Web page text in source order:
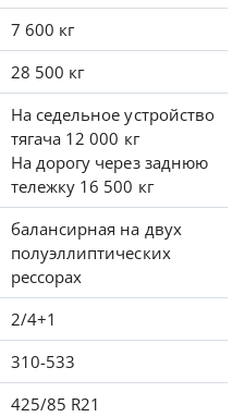
7 600 кг
28 500 кг
На седельное устройство
тягача 12 000 кг
На дорогу через заднюю
тележку 16 500 кг
балансирная на двух
полуэллиптических
рессорах
2/4+1
310-533
425/85 R21